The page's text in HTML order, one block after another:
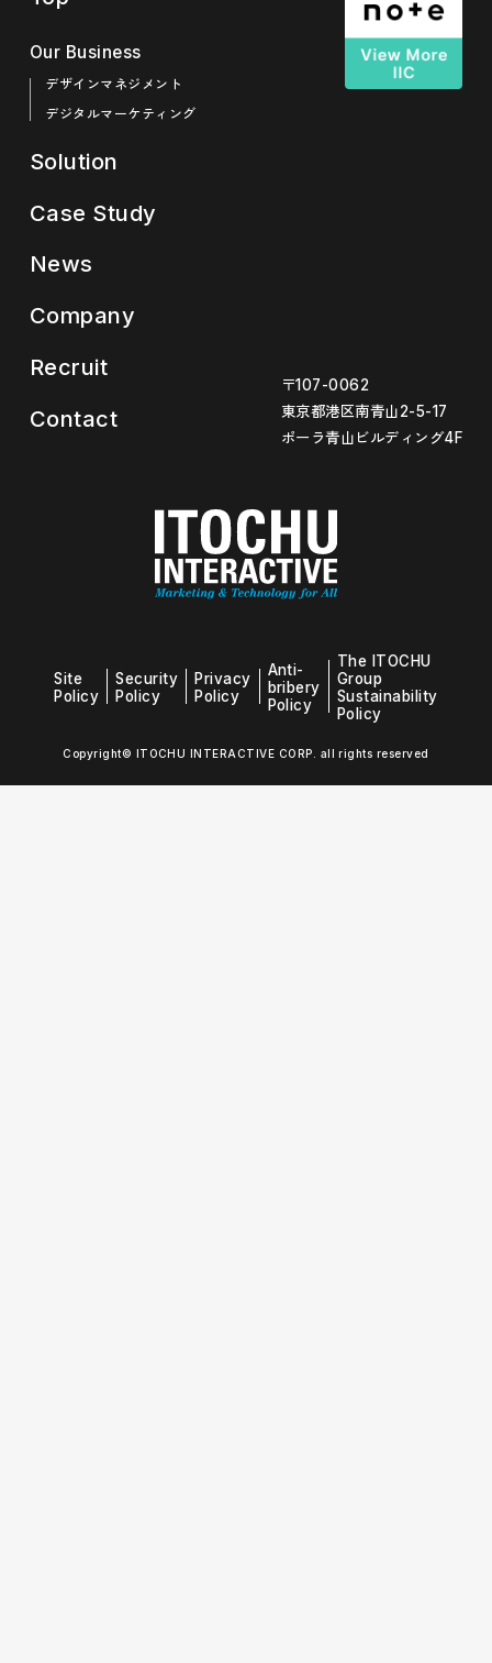
Our Business
デザインマネジメント
デジタルマーケティング
Solution
Case Study
News
Company
Recruit
Contact
〒107-0062
東京都港区南青山2-5-17
ポーラ青山ビルディング4F
Site
Policy
Security
Policy
Privacy
Policy
Anti-
bribery
Policy
The ITOCHU
Group
Sustainability
Policy
Copyright© ITOCHU INTERACTIVE CORP. all rights reserved